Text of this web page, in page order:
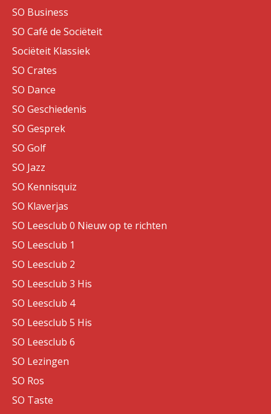
SO Business
SO Café de Sociëteit
Sociëteit Klassiek
SO Crates
SO Dance
SO Geschiedenis
SO Gesprek
SO Golf
SO Jazz
SO Kennisquiz
SO Klaverjas
SO Leesclub 0 Nieuw op te richten
SO Leesclub 1
SO Leesclub 2
SO Leesclub 3 His
SO Leesclub 4
SO Leesclub 5 His
SO Leesclub 6
SO Lezingen
SO Ros
SO Taste